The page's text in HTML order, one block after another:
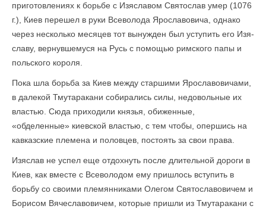
приготовлениях к борьбе с Изяславом Святослав умер (1076
г.), Киев перешел в руки Всеволода Ярославовича, однако
через несколько месяцев тот вынужден был уступить его Изя-
славу, вернувшемуся на Русь с помощью римского папы и
польского короля.
Пока шла борьба за Киев между старшими Ярославовичами,
в далекой Тмутаракани собирались силы, недовольные их
властью. Сюда приходили князья, обиженные,
«обделенные» киевской властью, с тем чтобы, опершись на
кавказские племена и половцев, постоять за свои права.
Изяслав не успел еще отдохнуть после длительной дороги в
Киев, как вместе с Всеволодом ему пришлось вступить в
борьбу со своими племянниками Олегом Святославовичем и
Борисом Вячеславовичем, которые пришли из Тмутаракани с